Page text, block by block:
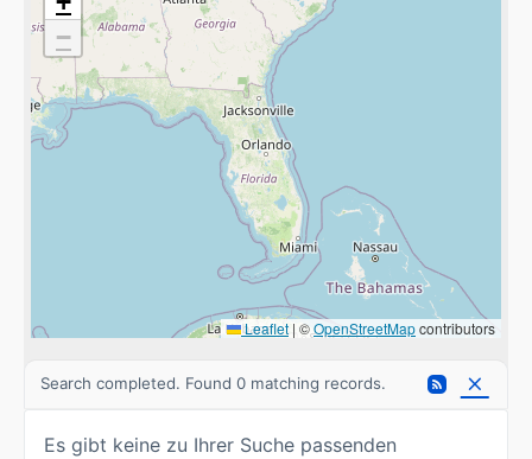
−
Leaflet | ©OpenStreetMapcontributors
Search completed. Found 0 matching records.
Es gibt keine zu Ihrer Suche passenden